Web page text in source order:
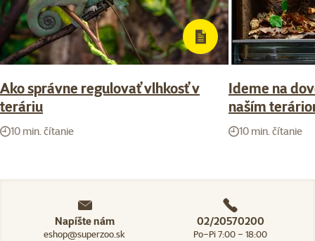
Ako správne regulovať vlhkosť v
teráriu
10 min. čítanie
Ideme na
naším
10 min. čítanie
Napíšte nám
eshop@superzoo.sk
02/20570200
Po–Pi 7:00 – 18:00